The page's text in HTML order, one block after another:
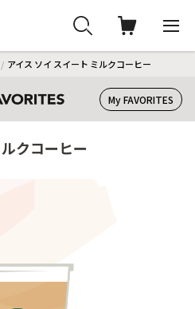
アイス ソイ スイート ミルクコーヒー
My FAVORITES
クコーヒー